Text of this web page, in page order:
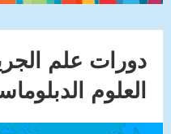
دورات علم
العلوم